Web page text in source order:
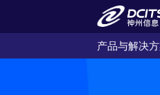
产品与解决